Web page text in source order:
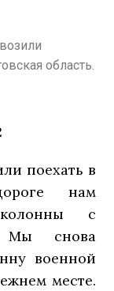
область.
поехать в
нам
с
Мы снова
военной
месте.